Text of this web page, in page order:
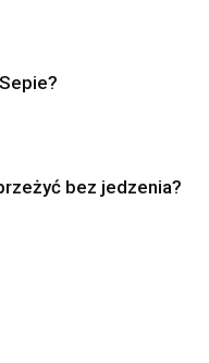
bez jedzenia?